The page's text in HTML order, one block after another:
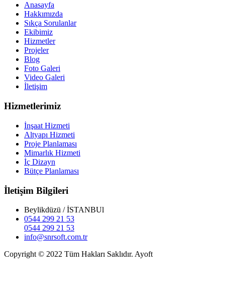
Anasayfa
Hakkımızda
Sıkça Sorulanlar
Ekibimiz
Hizmetler
Projeler
Blog
Foto Galeri
Video Galeri
İletişim
Hizmetlerimiz
İnşaat Hizmeti
Altyapı Hizmeti
Proje Planlaması
Mimarlık Hizmeti
İç Dizayn
Bütçe Planlaması
İletişim Bilgileri
Beylikdüzü / İSTANBUl
0544 299 21 53
0544 299 21 53
info@snrsoft.com.tr
Copyright © 2022 Tüm Hakları Saklıdır. Ayoft